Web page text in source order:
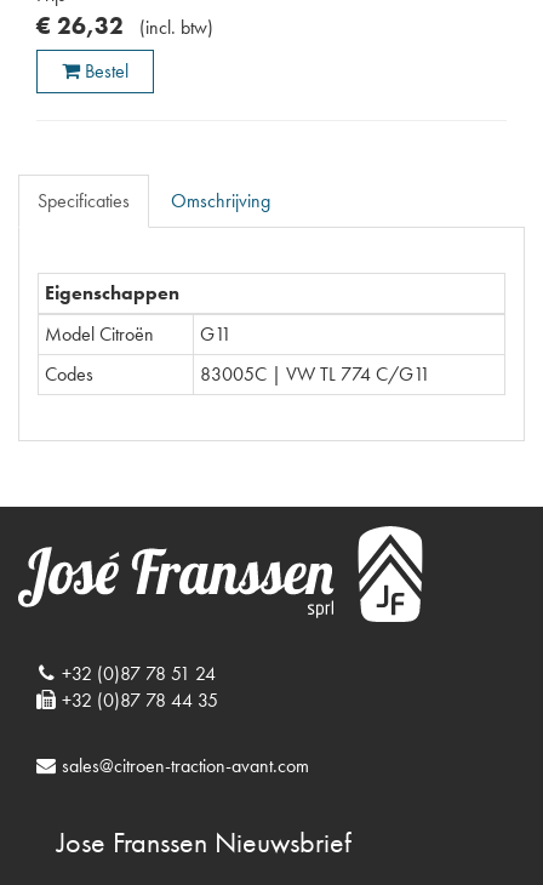
€ 26,32 (incl. btw)
Bestel
Specificaties Omschrijving
Eigenschappen
Model Citroën
G11
Codes
83005C | VW TL 774 C/G11
+32 (0)87 78 51 24
+32 (0)87 78 44 35
sales@citroen-traction-avant.com
Jose Franssen Nieuwsbrief